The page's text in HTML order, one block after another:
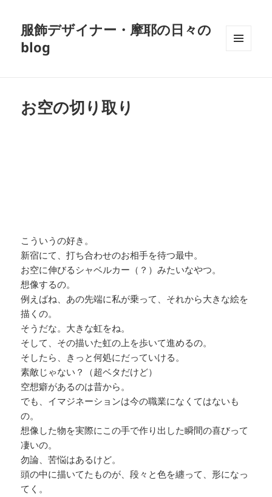
服飾デザイナー・摩耶の日々の
blog
お空の切り取り
こういうの好き。
新宿にて、打ち合わせのお相手を待つ最中。
お空に伸びるシャベルカー（？）みたいなやつ。
想像するの。
例えばね、あの先端に私が乗って、それから大きな絵を
描くの。
そうだな。大きな虹をね。
そして、その描いた虹の上を歩いて進めるの。
そしたら、きっと何処にだっていける。
素敵じゃない？（超ベタだけど）
空想癖があるのは昔から。
でも、イマジネーションは今の職業になくてはないも
の。
想像した物を実際にこの手で作り出した瞬間の喜びって
凄いの。
勿論、苦悩はあるけど。
頭の中に描いてたものが、段々と色を纏って、形になっ
てく。